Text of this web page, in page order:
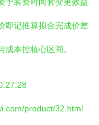
即记推算拟合完成价差
本控核心区间。
product/32.html